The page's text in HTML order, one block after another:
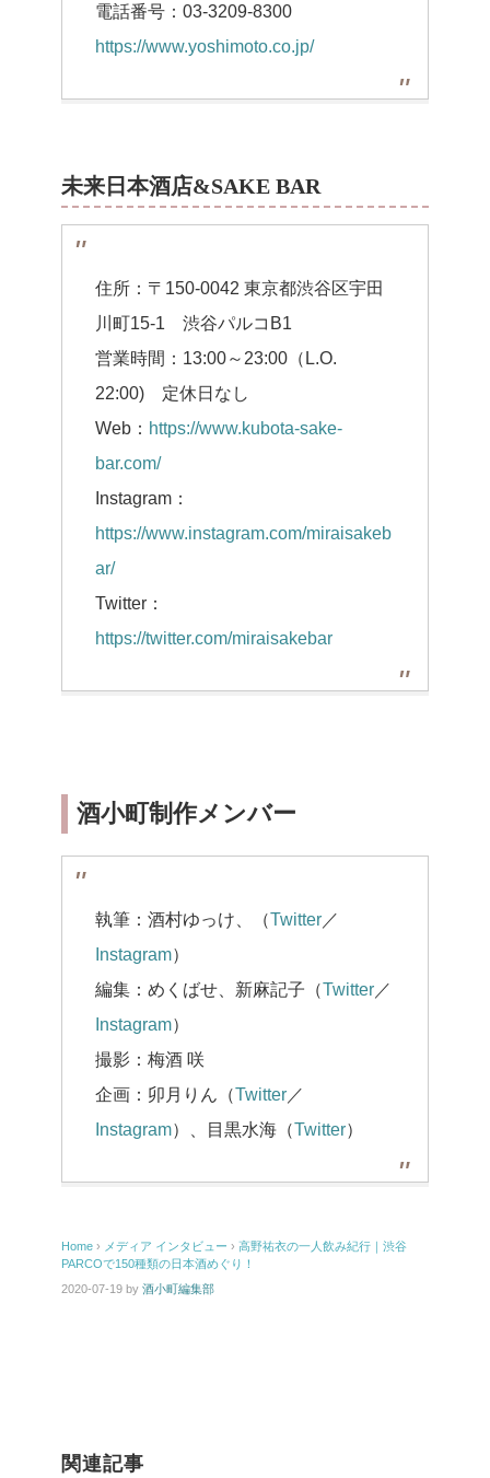
電話番号：03-3209-8300
https://www.yoshimoto.co.jp/
未来日本酒店&SAKE BAR
住所：〒150-0042 東京都渋谷区宇田
川町15-1 渋谷パルコB1
営業時間：13:00～23:00（L.O.
22:00) 定休日なし
Web： https://www.kubota-sake-
bar.com/
Instagram：
https://www.instagram.com/miraisakeb
ar/
Twitter：
https://twitter.com/miraisakebar
酒小町制作メンバー
執筆：酒村ゆっけ、（Twitter ／
Instagram）
編集：めくばせ、新麻記子（Twitter ／
Instagram）
撮影：梅酒 咲
企画：卯月りん（Twitter ／
Instagram）、目黒水海（Twitter）
Home › メディア インタビュー › 高野祐衣の一人飲み紀行｜渋谷
PARCOで150種類の日本酒めぐり！
2020-07-19 by 酒小町編集部
関連記事